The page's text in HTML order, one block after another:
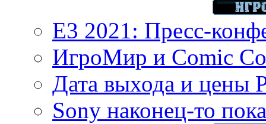
E3 2021: Пресс-
ИгроМир и Comic
Дата выхода и цены
Sony наконец-то